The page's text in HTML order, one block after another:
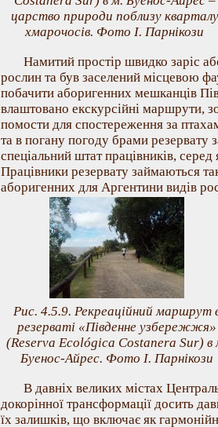
царство природи поблизу кварталу
хмарочосів. Фото І. Парнікози
Намитий простір швидко заріс
рослин та був заселений місцевою
побачити аборигенних мешканців
влаштовано екскурсійні маршрути,
помости для спостереження за
та в погану погоду брами резервату
спеціальний штат працівників,
Працівники резервату займаються
аборигенних для Аргентини видів
Рис. 4.5.9. Рекреаційний маршрут
резерваті «Південне узбережжя»
(Reserva Ecológica Costanera Sur) в
Буенос-Айрес. Фото І. Парнікози
В давніх великих містах
докорінної трансформації досить
їх залишків, що включає як